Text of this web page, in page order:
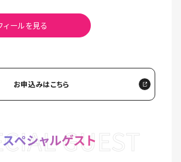
お申込みはこちら
ィールを見る
GUEST
スペシャルゲスト